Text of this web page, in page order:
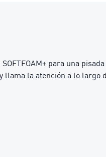
para una
llama la atención a lo largo